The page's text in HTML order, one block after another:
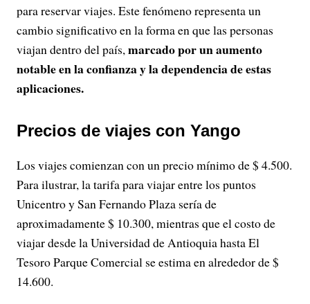
para reservar viajes. Este fenómeno representa un
cambio significativo en la forma en que las personas
viajan dentro del país,marcado por un aumento
notable en la confianza y la dependencia de estas
aplicaciones.
Precios de viajes con Yango
Los viajes comienzan con un precio mínimo de $ 4.500.
Para ilustrar, la tarifa para viajar entre los puntos
Unicentro y San Fernando Plaza sería de
aproximadamente $ 10.300, mientras que el costo de
viajar desde la Universidad de Antioquia hasta El
Tesoro Parque Comercial se estima en alrededor de $
14.600.